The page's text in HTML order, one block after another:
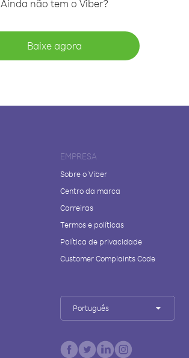
Ainda não tem o Viber?
Baixe agora
EMPRESA
Sobre o Viber
Centro da marca
Carreiras
Termos e políticas
Política de privacidade
Customer Complaints Code
Português